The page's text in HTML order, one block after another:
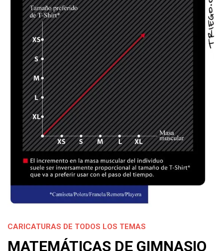
CARICATURAS DE TODOS LOS TEMAS
MATEMÁTICAS DE GIMNASIO